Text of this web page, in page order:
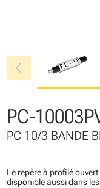
chevron_left
PC-
PC 10/3 BANDE
Le repère à profilé
disponible aussi dans